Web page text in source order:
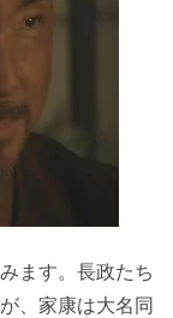
ます。長政たち
、家康は大名同